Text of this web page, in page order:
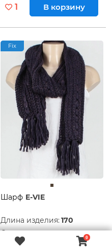
1 В корзину
Fix
Шарф E-VIE
Длина изделия: 170
Состояние:Хорошее